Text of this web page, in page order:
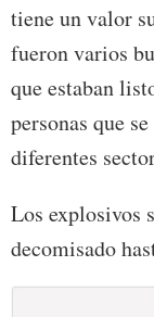
tiene un valor
fueron varios
que estaban
personas que
diferentes
Los explosivos
decomisado